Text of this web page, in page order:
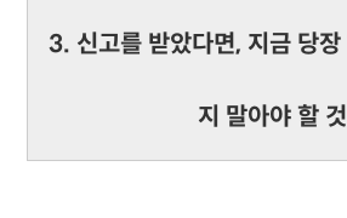
3. 신고를 받았다면, 지금 당
지 말아야 할 것